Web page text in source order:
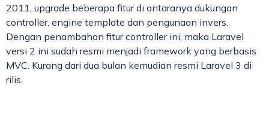
2011, upgrade beberapa fitur di antaranya dukungan
controller, engine template dan pengunaan invers.
Dengan penambahan fitur controller ini, maka Laravel
versi 2 ini sudah resmi menjadi framework yang berbasis
MVC. Kurang dari dua bulan kemudian resmi Laravel 3 di
rilis.